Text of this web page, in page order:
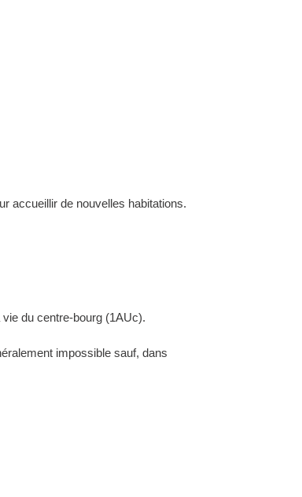
accueillir de nouvelles habitations.
du centre-bourg (1AUc).
impossible sauf, dans